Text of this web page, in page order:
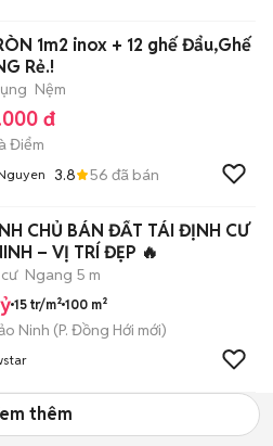
1m2 inox + 12 ghế Đẩu,Ghế
Rẻ.!
Nệm
đ
Điểm
3.8 56 đã bán
CHỦ BÁN ĐẤT TÁI ĐỊNH CƯ
BẢO NINH – VỊ TRÍ ĐẸP 🔥
Ngang 5 m
15 tr/m² 100 m²
Ninh (P. Đồng Hới mới)
thêm